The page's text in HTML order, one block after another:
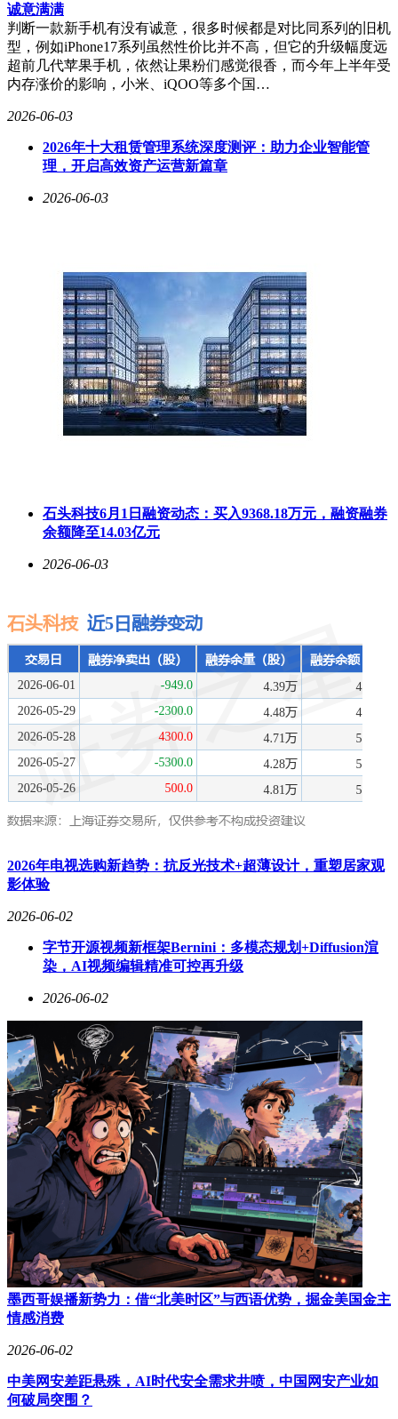
诚意满满
判断一款新手机有没有诚意，很多时候都是对比同系列的旧机
型，例如iPhone17系列虽然性价比并不高，但它的升级幅度远
超前几代苹果手机，依然让果粉们感觉很香，而今年上半年受
内存涨价的影响，小米、iQOO等多个国…
2026-06-03
2026年十大租赁管理系统深度测评：助力企业智能管
理，开启高效资产运营新篇章
2026-06-03
石头科技6月1日融资动态：买入9368.18万元，融资融券
余额降至14.03亿元
2026-06-03
2026年电视选购新趋势：抗反光技术+超薄设计，重塑居家观
影体验
2026-06-02
字节开源视频新框架Bernini：多模态规划+Diffusion渲
染，AI视频编辑精准可控再升级
2026-06-02
墨西哥娱播新势力：借“北美时区”与西语优势，掘金美国金主
情感消费
2026-06-02
中美网安差距悬殊，AI时代安全需求井喷，中国网安产业如
何破局突围？